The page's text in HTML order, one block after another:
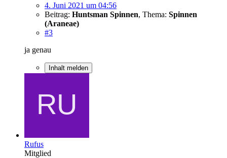
4. Juni 2021 um 04:56
Beitrag: Huntsman Spinnen, Thema: Spinnen
(Araneae)
#3
ja genau
Inhalt melden
Rufus
Mitglied